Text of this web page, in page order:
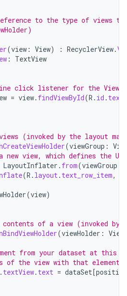
to the type of views
(view : View) : RecyclerView.
: TextView
click listener for the
= view. findViewById(R . id .
(invoked by the layout
(viewGroup :
new view, which defines the
LayoutInflater . from(viewGroup
(R . layout. text_row_item,
(view)
of a view (invoked by
(viewHolder :
from your dataset at this
of the view with that element
. textView. text = dataSet[position